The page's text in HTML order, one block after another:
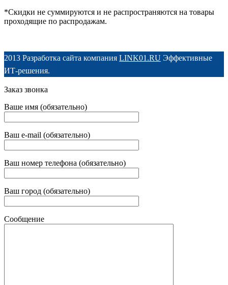
*Скидки не суммируются и не распространяются на товары
проходящие по распродажам.
2013 Разработка сайта компания LINK01.RU Эффективные
ИТ-решения.
Заказ звонка
Ваше имя (обязательно)
Ваш e-mail (обязательно)
Ваш номер телефона (обязательно)
Ваш город (обязательно)
Сообщение